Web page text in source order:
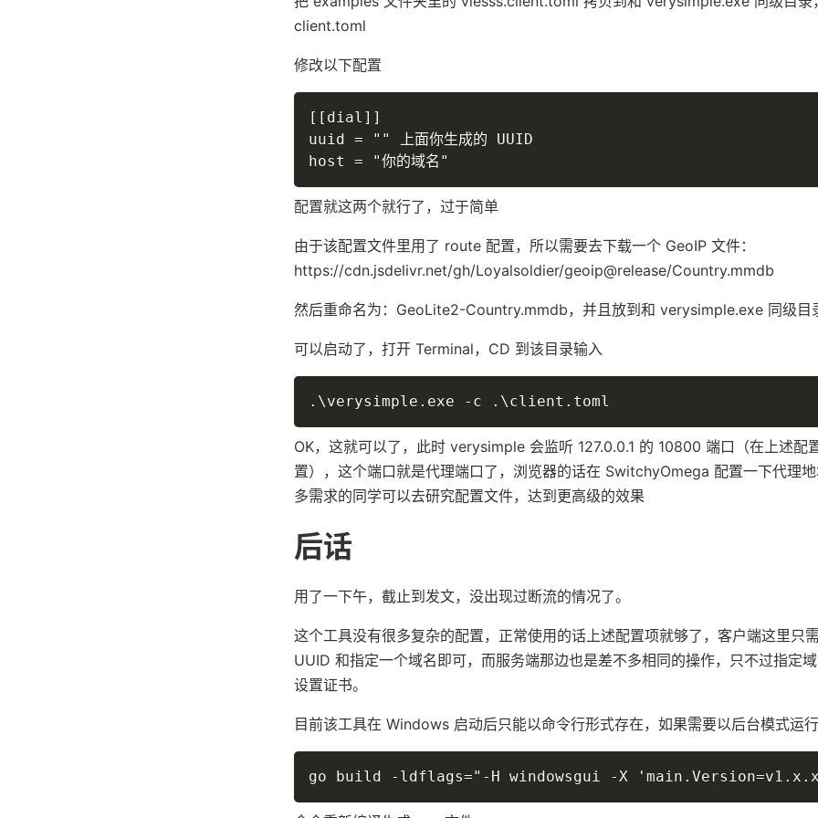
client.toml
修改以下配置
[[dial]]
uuid = "" 上面你生成的 UUID
配置就这两个就行了，过于简单
由于该配置文件里用了 route 配置，所以需要去下载一个 GeoIP 文件：
https://cdn.jsdelivr.net/gh/Loyalsoldier/geoip@release/Country.mmdb
然后重命名为：GeoLite2-Country.mmdb，并且放到和 verysimple.exe 同级目
可以启动了，打开 Terminal，CD 到该目录输入
.\verysimple.exe -c .\client.toml
OK，这就可以了，此时 verysimple 会监听 127.0.0.1 的 10800 端口（在上述配
置），这个端口就是代理端口了，浏览器的话在 SwitchyOmega 配置一下代理
多需求的同学可以去研究配置文件，达到更高级的效果
后话
用了一下午，截止到发文，没出现过断流的情况了。
这个工具没有很多复杂的配置，正常使用的话上述配置项就够了，客户端这里只
UUID 和指定一个域名即可，而服务端那边也是差不多相同的操作，只不过指定
设置证书。
目前该工具在 Windows 启动后只能以命令行形式存在，如果需要以后台模式运行
go build -ldflags="-H windowsgui -X